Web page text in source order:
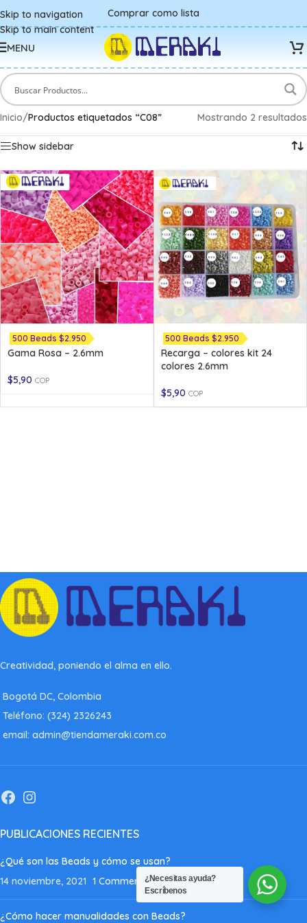
Skip to navigation
Skip to main content
Comprar como lista
MENU
Inicio/Productos etiquetados “C08” Mostrando 2 resultados
Show sidebar
500 Beads $2.950
Gama Rosa – 2.6mm
$5,90 COP
500 Beads $2.950
Recarga – colores kit 24
colores 2.6mm
$5,90 COP
Creatividad, poniendo el alma en ello.
Bogotá DC, Colombia
Teléfono: (324) 2326243
email: admin@tiendameraki.com.co
PUBLICACIONES RECIENTES
¿Qué son las Beads y cómo se usan?
14 noviembre, 2021 1 Comment
¿Cómo hacer manualidades con Beads?
¿Necesitas ayuda?
Escríbenos